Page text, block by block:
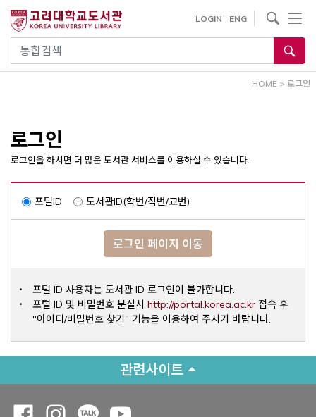
건
통합검색
LOGIN ENG
사이트내 검색
HOME > 로그인
로그인
로그인을 하시면 더 많은 도서관 서비스를 이용하실 수 있습니다.
포털ID 도서관ID(학번/직번/교번)
로그인 페이지 이동
포털 ID 사용자는 도서관 ID 로그인이 불가합니다.
포털 ID 및 비밀번호 분실시 http://portal.korea.ac.krOpens a
접속 후
"아이디/비밀번호 찾기" 기능을 이용하여 주시기 바랍니다.
관련사이트
Opens a new window
Opens a new window
Opens a new window